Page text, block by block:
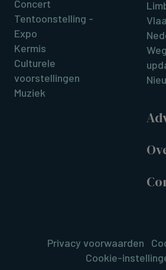
Concert
Tentoonstelling -
Expo
Kermis
Culturele
voorstellingen
Muziek
Privacy voorwaarden
Cookie-